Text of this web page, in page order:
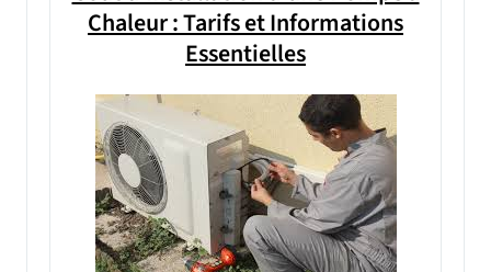
Chaleur : Tarifs et Informations
Essentielles